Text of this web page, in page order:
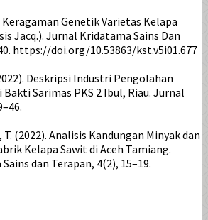
Genetik Varietas Kelapa
Jacq.). Jurnal Kridatama Sains Dan
https://doi.org/10.53863/kst.v5i01.677
Deskripsi Industri Pengolahan
Bakti Sarimas PKS 2 Ibul, Riau. Jurnal
T. (2022). Analisis Kandungan Minyak dan
Kelapa Sawit di Aceh Tamiang.
dan Terapan, 4(2), 15–19.